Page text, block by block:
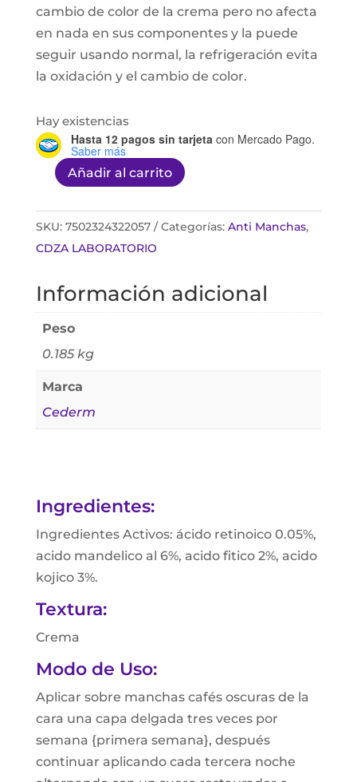
cambio de color de la crema pero no afecta
en nada en sus componentes y la puede
seguir usando normal, la refrigeración evita
la oxidación y el cambio de color.
Hay existencias
Hasta 12 pagos sin tarjeta con Mercado Pago.
Saber más
CEDERM
XX
40g
HQ
cantidad
Añadir al carrito
SKU: 7502324322057 Categorías: Anti Manchas,
CDZA LABORATORIO
Información adicional
Peso
0.185 kg
Marca
Cederm
Ingredientes:
Ingredientes Activos: ácido retinoico 0.05%,
acido mandelico al 6%, acido fitico 2%, acido
kojico 3%.
Textura:
Crema
Modo de Uso:
Aplicar sobre manchas cafés oscuras de la
cara una capa delgada tres veces por
semana {primera semana}, después
continuar aplicando cada tercera noche